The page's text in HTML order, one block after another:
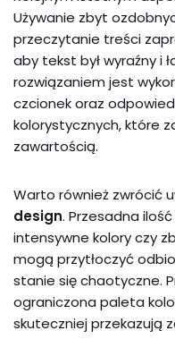
Używanie zbyt
przeczytanie treści
aby tekst był wyraźny i
rozwiązaniem jest
czcionek oraz
kolorystycznych, które
zawartością.
Warto również zwrócić
design. Przesadna
intensywne kolory czy
mogą przytłoczyć
stanie się chaotyczne.
ograniczona paleta
skuteczniej przekazują